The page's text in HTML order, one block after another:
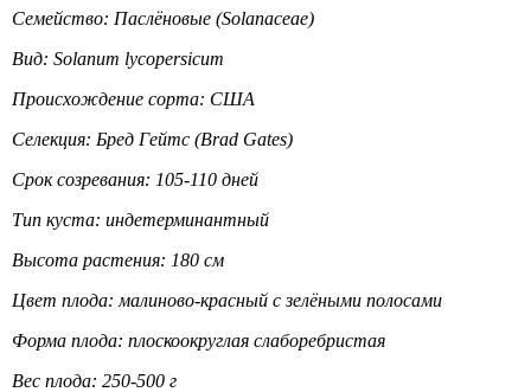
Семейство: Паслёновые (Solanaceae)
Вид: Solanum lycopersicum
Происхождение сорта: США
Селекция: Бред Гейтс (Brad Gates)
Срок созревания: 105-110 дней
Тип куста: индетерминантный
Высота растения: 180 см
Цвет плода: малиново-красный с зелёными полосами
Форма плода: плоскоокруглая слаборебристая
Вес плода: 250-500 г